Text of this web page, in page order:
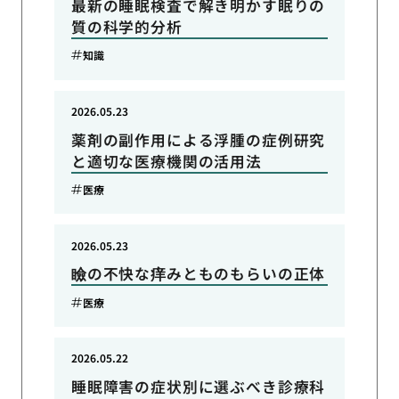
最新の睡眠検査で解き明かす眠りの
質の科学的分析
知識
薬剤の副作用による浮腫の症例研究
と適切な医療機関の活用法
2026.05.23
医療
瞼の不快な痒みとものもらいの正体
2026.05.23
医療
睡眠障害の症状別に選ぶべき診療科
2026.05.22